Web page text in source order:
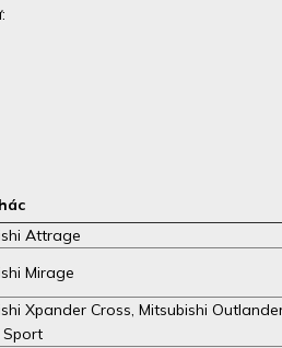
Attrage
Mirage
Xpander Cross, Mitsubishi